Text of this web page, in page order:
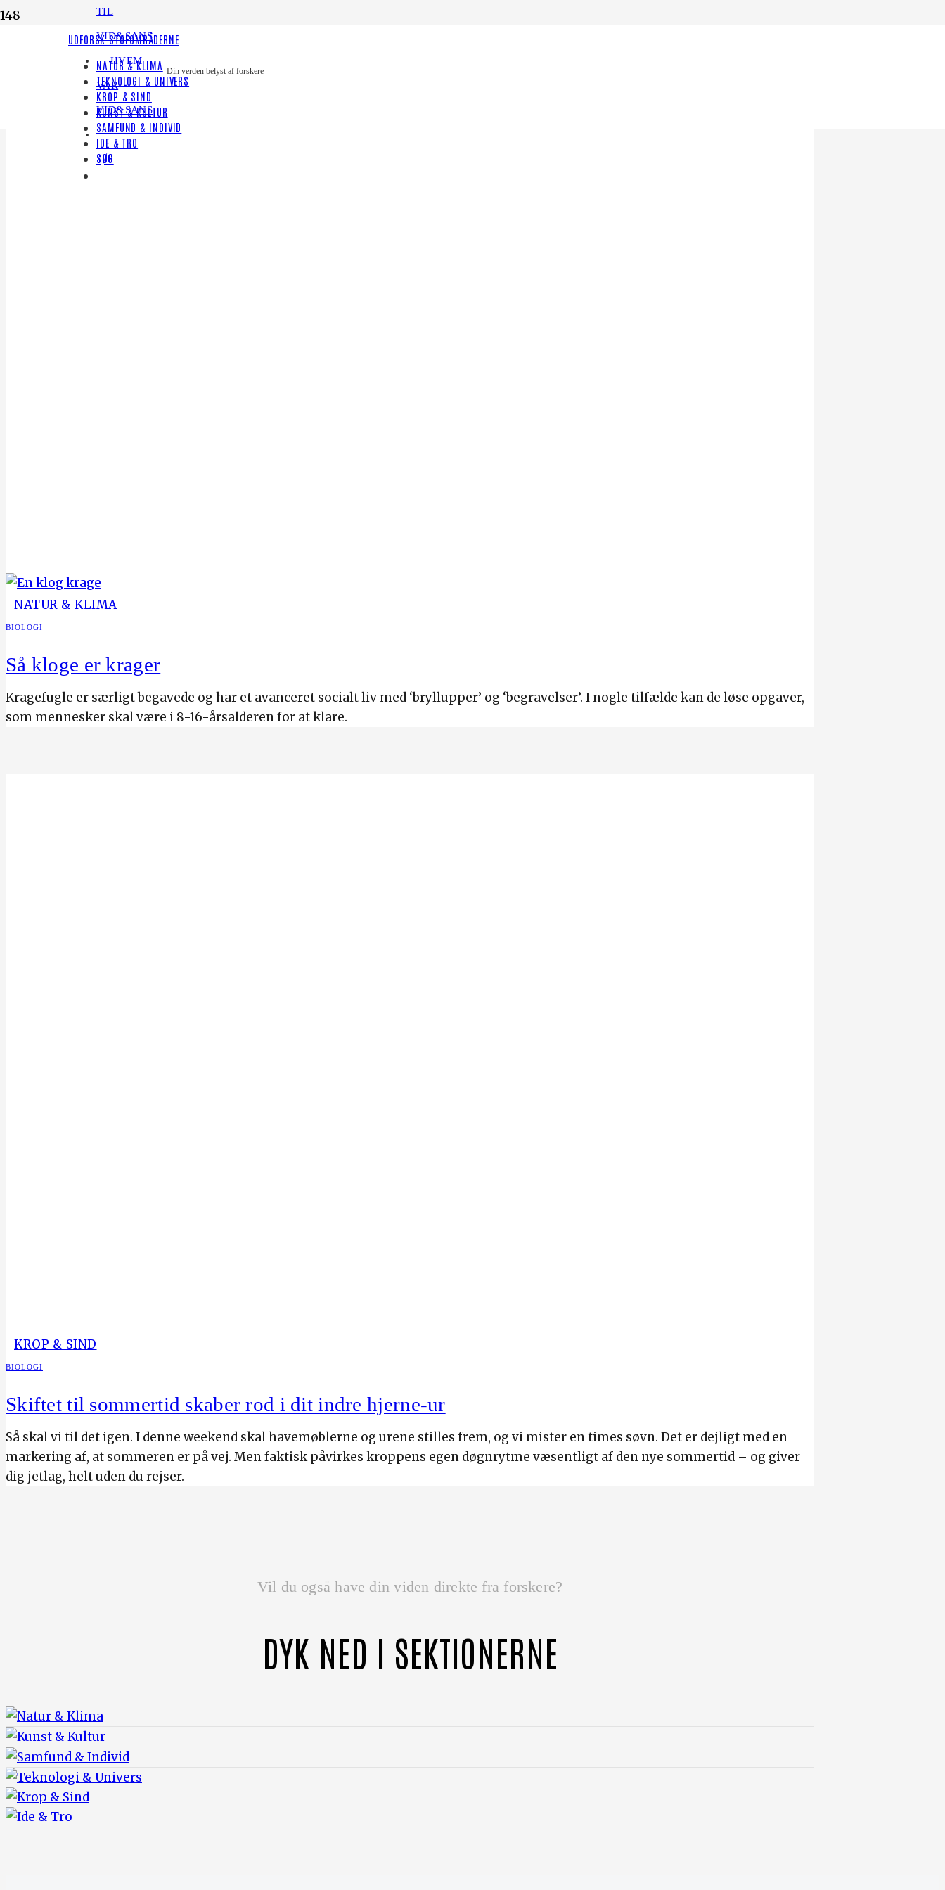
TIL
VID&SANS
HVEM
VAR
VID&SANS
Din verden belyst af forskere
UDFORSK STOFOMRÅDERNE
NATUR & KLIMA
TEKNOLOGI & UNIVERS
KROP & SIND
KUNST & KULTUR
SAMFUND & INDIVID
IDE & TRO
SØG
NATUR & KLIMA
BIOLOGI
Så kloge er krager
Kragefugle er særligt begavede og har et avanceret socialt liv med ‘bryllupper’ og ‘begravelser’. I nogle tilfælde kan de løse opgaver,
som mennesker skal være i 8-16-årsalderen for at klare.
KROP & SIND
BIOLOGI
Skiftet til sommertid skaber rod i dit indre hjerne-ur
Så skal vi til det igen. I denne weekend skal havemøblerne og urene stilles frem, og vi mister en times søvn. Det er dejligt med en
markering af, at sommeren er på vej. Men faktisk påvirkes kroppens egen døgnrytme væsentligt af den nye sommertid – og giver
dig jetlag, helt uden du rejser.
Vil du også have din viden direkte fra forskere?
DYK NED I SEKTIONERNE